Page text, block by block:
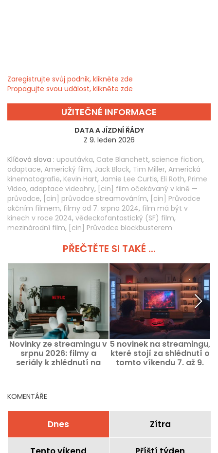
Zaregistrujte svůj podnik, klikněte zde
Propagujte svou událost, klikněte zde
UŽITEČNÉ INFORMACE
DATA A JÍZDNÍ ŘÁDY
Z 9. leden 2026
Klíčová slova : upoutávka, Cate Blanchett, science fiction,
adaptace, Americký film, Jack Black, Tim Miller, Americká
kinematografie, Kevin Hart, Jamie Lee Curtis, Eli Roth, Prime
Video, adaptace videohry, [cin] film očekávaný v kině —
průvodce, [cin] průvodce streamováním, [cin] Průvodce
akčním filmem, filmy od 7. srpna 2024, film má být v
kinech v roce 2024, vědeckofantastický (SF) film,
mezinárodní film, [cin] Průvodce blockbusterem
PŘEČTĚTE SI TAKÉ ...
Novinky ze streamingu v
srpnu 2026: filmy a
seriály k zhlédnutí na
5 novinek na streamingu,
které stojí za shlédnutí o
tomto víkendu 7. až 9.
KOMENTÁŘE
Dnes Zítra